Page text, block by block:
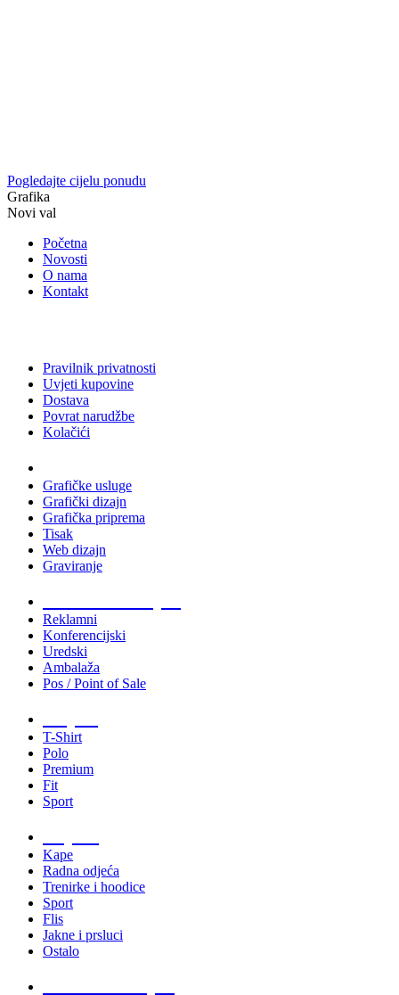
Pogledajte cijelu ponudu
Grafika
Novi val
Početna
Novosti
O nama
Kontakt
Pravilnik privatnosti
Uvjeti kupovine
Dostava
Povrat narudžbe
Kolačići
Grafičke usluge
Grafički dizajn
Grafička priprema
Tisak
Web dizajn
Graviranje
Reklamni
Konferencijski
Uredski
Ambalaža
Pos / Point of Sale
T-Shirt
Polo
Premium
Fit
Sport
Kape
Radna odjeća
Trenirke i hoodice
Sport
Flis
Jakne i prsluci
Ostalo